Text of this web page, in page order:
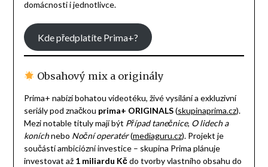
domácnosti i jednotlivce.
Kde předplatíte Prima+?
Obsahový mix a originály
Prima+ nabízí bohatou videotéku, živé vysílání a exkluzivní
seriály pod značkou prima+ ORIGINALS(skupinaprima.cz).
Mezi notable tituly mají být Případ tanečnice, O lidech a
koníchnebo Noční operatér(mediaguru.cz). Projekt je
součástí ambiciózní investice – skupina Prima plánuje
investovat až 1 miliardu Kčdo tvorby vlastního obsahu do